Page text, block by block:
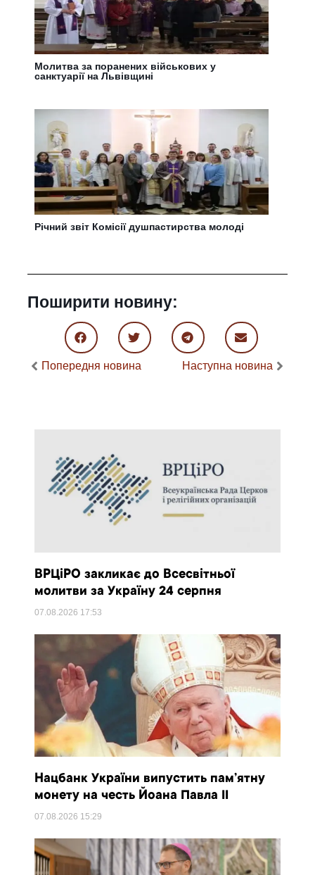
Молитва за поранених військових у
санктуарії на Львівщині
Річний звіт Комісії душпастирства молоді
Поширити новину:
Попередня новина Наступна новина
ВРЦіРО закликає до Всесвітньої
молитви за Україну 24 серпня
07.08.2026 17:53
Нацбанк України випустить пам’ятну
монету на честь Йоана Павла II
07.08.2026 15:29